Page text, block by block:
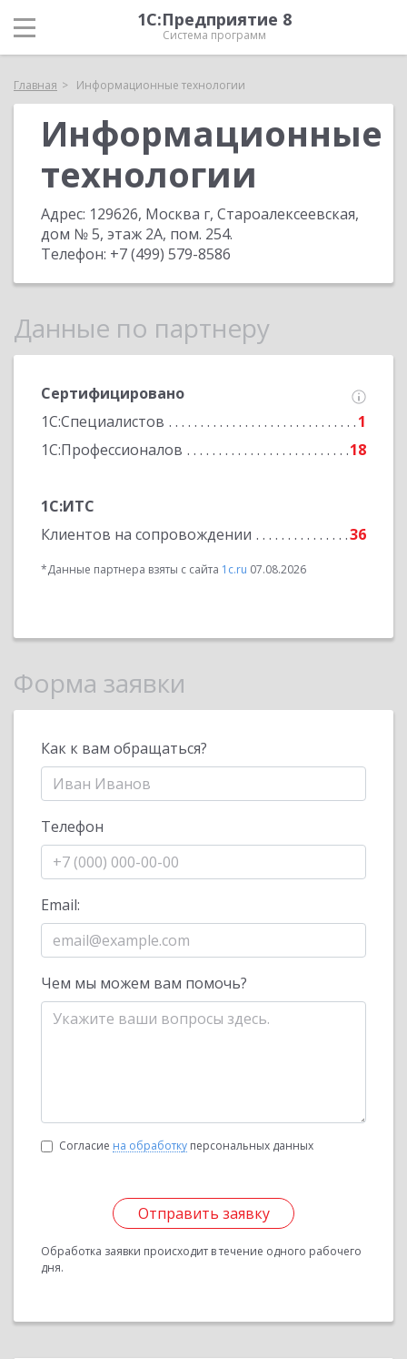
1С:Предприятие 8
Система программ
Главная Информационные технологии
Информационные
технологии
Адрес: 129626, Москва г, Староалексеевская,
дом № 5, этаж 2А, пом. 254.
Телефон: +7 (499) 579-8586
Данные по партнеру
Сертифицировано
1С:Специалистов
1
1С:Профессионалов
18
1С:ИТС
Клиентов на сопровождении
36
*Данные партнера взяты с сайта 1c.ru 07.08.2026
Форма заявки
Как к вам обращаться?
Телефон
Email:
Чем мы можем вам помочь?
Согласие на обработку персональных данных
Отправить заявку
Обработка заявки происходит в течение одного рабочего
дня.